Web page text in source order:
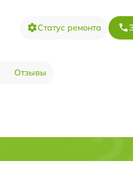
Статус ремонта
Отзывы